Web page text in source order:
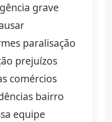
grave
paralisação
prejuízos
comércios
bairro
equipe